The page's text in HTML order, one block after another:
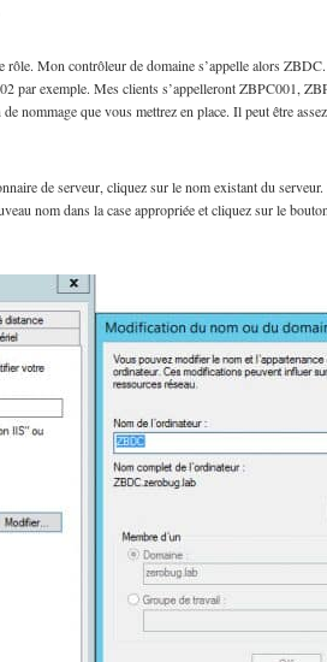
rôle. Mon contrôleur de domaine s’appelle alors
par exemple. Mes clients s’appelleront ZBPC001,
nommage que vous mettrez en place. Il peut être
de serveur, cliquez sur le nom existant du
nom dans la case appropriée et cliquez sur le